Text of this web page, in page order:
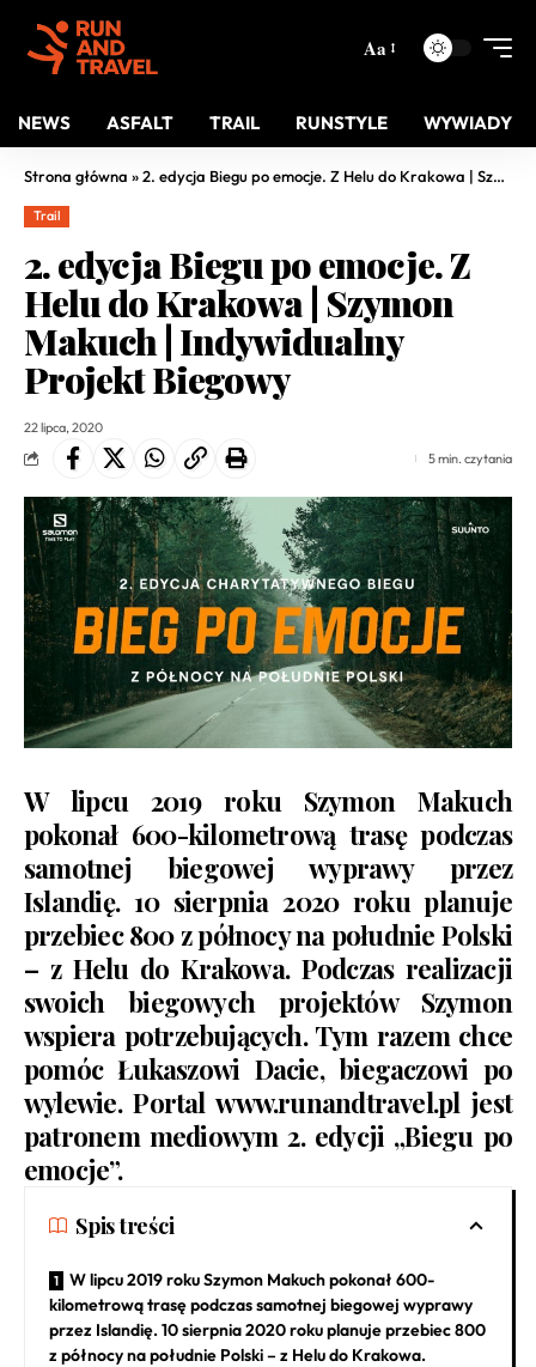
Aa
NEWS ASFALT TRAIL RUNSTYLE WYWIADY
Strona główna »2. edycja Biegu po emocje. Z Helu do Krakowa | Szymon Makuch | Indywidualny Projekt Biegowy
Trail
2. edycja Biegu po emocje. Z
Helu do Krakowa | Szymon
Makuch | Indywidualny
Projekt Biegowy
22 lipca, 2020
5 min. czytania
W lipcu 2019 roku Szymon Makuch
pokonał 600-kilometrową trasę podczas
samotnej biegowej wyprawy przez
Islandię. 10 sierpnia 2020 roku planuje
przebiec 800 z północy na południe Polski
– z Helu do Krakowa. Podczas realizacji
swoich biegowych projektów Szymon
wspiera potrzebujących. Tym razem chce
pomóc Łukaszowi Dacie, biegaczowi po
wylewie. Portal www.runandtravel.pl jest
patronem mediowym 2. edycji „Biegu po
emocje”.
Spis treści
W lipcu 2019 roku Szymon Makuch pokonał 600-
kilometrową trasę podczas samotnej biegowej wyprawy
przez Islandię. 10 sierpnia 2020 roku planuje przebiec 800
z północy na południe Polski – z Helu do Krakowa.